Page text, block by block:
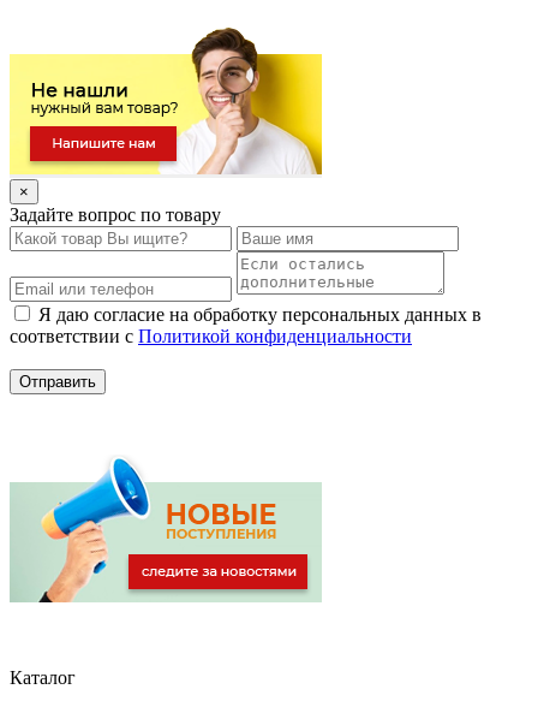
×
Задайте вопрос по товару
Я даю согласие на обработку персональных данных в
соответствии с Политикой конфиденциальности
Каталог